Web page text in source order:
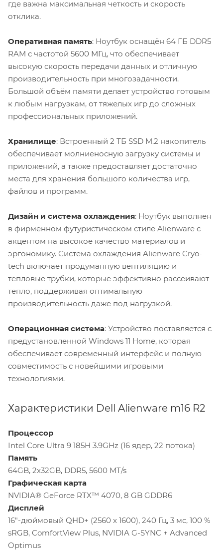
где важна максимальная четкость и скорость
отклика.
Оперативная память: Ноутбук оснащён 64 ГБ DDR5
RAM с частотой 5600 МГц, что обеспечивает
высокую скорость передачи данных и отличную
производительность при многозадачности.
Большой объём памяти делает устройство готовым
к любым нагрузкам, от тяжелых игр до сложных
профессиональных приложений.
Хранилище: Встроенный 2 ТБ SSD M.2 накопитель
обеспечивает молниеносную загрузку системы и
приложений, а также предоставляет достаточно
места для хранения большого количества игр,
файлов и программ.
Дизайн и система охлаждения: Ноутбук выполнен
в фирменном футуристическом стиле Alienware с
акцентом на высокое качество материалов и
эргономику. Система охлаждения Alienware Cryo-
tech включает продуманную вентиляцию и
тепловые трубки, которые эффективно рассеивают
тепло, поддерживая оптимальную
производительность даже под нагрузкой.
Операционная система: Устройство поставляется с
предустановленной Windows 11 Home, которая
обеспечивает современный интерфейс и полную
совместимость с новейшими игровыми
технологиями.
Характеристики Dell Alienware m16 R2
Процессор
Intel Core Ultra 9 185H 3.9GHz (16 ядер, 22 потока)
Память
64GB, 2x32GB, DDR5, 5600 MT/s
Графическая карта
NVIDIA® GeForce RTX™ 4070, 8 GB GDDR6
Дисплей
16"-дюймовый QHD+ (2560 x 1600), 240 Гц, 3 мс, 100 %
sRGB, ComfortView Plus, NVIDIA G-SYNC + Advanced
Optimus